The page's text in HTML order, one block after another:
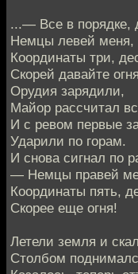
...— Все в порядке,
Немцы левей меня,
Координаты три,
Скорей давайте
Орудия зарядили,
Майор рассчитал
И с ревом первые
Ударили по горам.
И снова сигнал по
— Немцы правей
Координаты пять,
Скорее еще огня!
Летели земля и
Столбом